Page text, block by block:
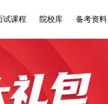
试课程 院校库 备考资料